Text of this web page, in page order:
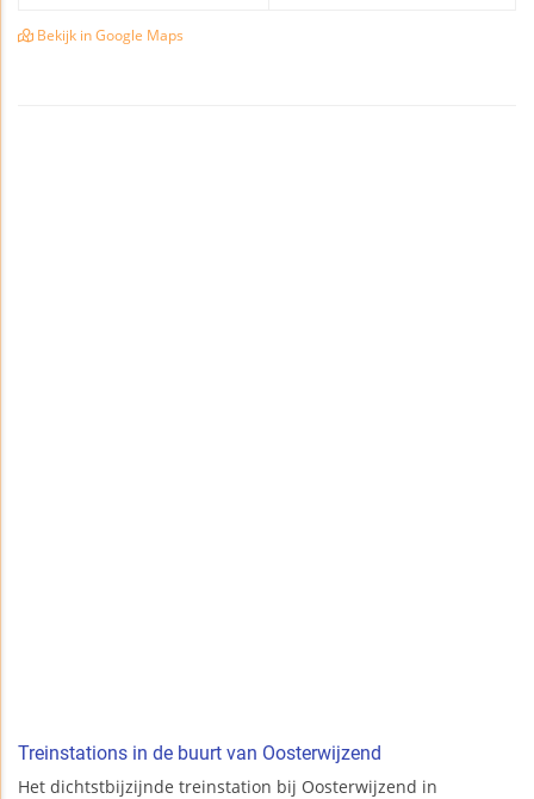
Bekijk in Google Maps
Treinstations in de buurt van Oosterwijzend
Het dichtstbijzijnde treinstation bij Oosterwijzend in